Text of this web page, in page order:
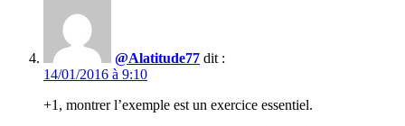
@Alatitude77 dit :
14/01/2016 à 9:10
+1, montrer l’exemple est un exercice essentiel.